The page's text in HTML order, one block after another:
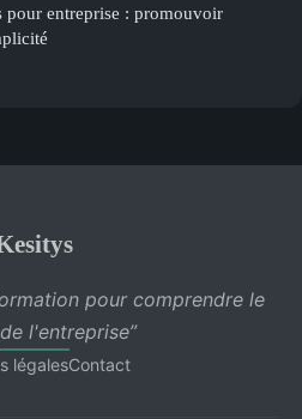
pour entreprise : promouvoir
pour comprendre le
l'entreprise”
légalesContact